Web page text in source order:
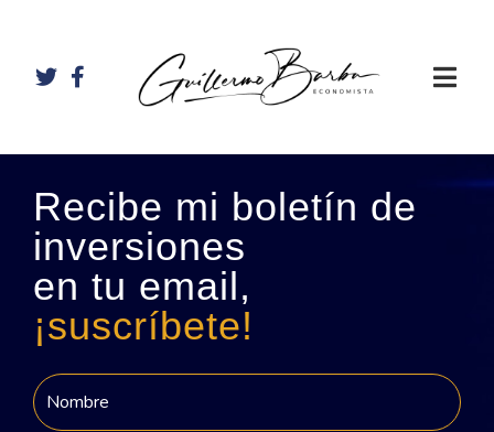
Recibe mi boletín de
inversiones
en tu email,
¡suscríbete!